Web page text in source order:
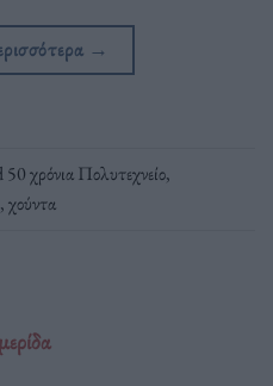
→
50 χρόνια Πολυτεχνείο,
,χούντα